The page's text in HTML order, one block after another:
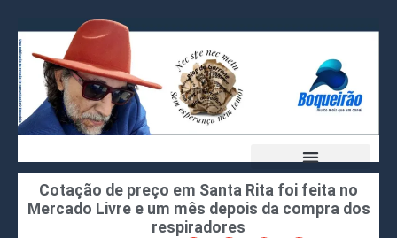
Cotação de preço em Santa Rita foi feita no
Mercado Livre e um mês depois da compra dos
respiradores